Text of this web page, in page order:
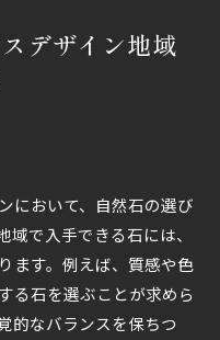
する空間作り
市の理想的なテラス
よる調和
のポイント
ルデザイン
たガーデンデザイン
ロジェクト
デザイン地域
において、自然石の選び
で入手できる石には、
ます。例えば、質感や色
る石を選ぶことが求めら
的なバランスを保ちつ